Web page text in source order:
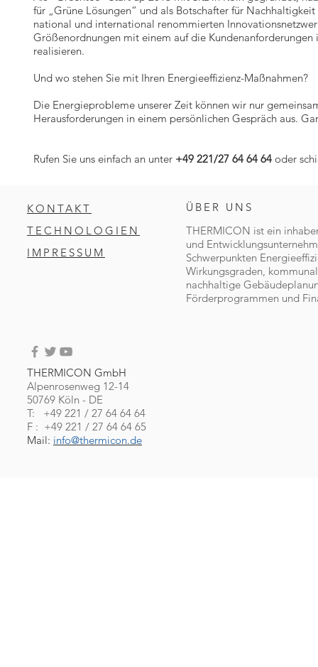
für „Grüne Lösungen“ und als Botschafter für
national und international renommierten
Größenordnungen mit einem auf die
realisieren.
Und wo stehen Sie mit Ihren Energieeffizienz-Maßnahmen?
Die Energieprobleme unserer Zeit können wir nur
Herausforderungen in einem persönlichen Gespräch aus.
Rufen Sie uns einfach an unter +49 221/27 64 64 64 oder
KONTAKT
TECHNOLOGIEN
IMPRESSUM
ÜBER UNS
THERMICON ist ein
und
Schwerpunkten
Wirkungsgraden,
nachhaltige
Förderprogrammen und
THERMICON GmbH
Alpenrosenweg 12-14
50769 Köln - DE
T: +49 221 / 27 64 64 64
F : +49 221 / 27 64 64 65
Mail: info@thermicon.de